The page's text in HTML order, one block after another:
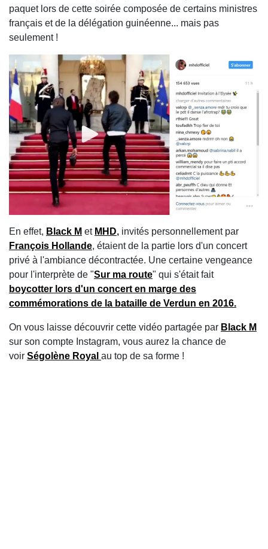
paquet lors de cette soirée composée de certains ministres
français et de la délégation guinéenne... mais pas
seulement !
En effet, Black M et MHD, invités personnellement par
François Hollande, étaient de la partie lors d'un concert
privé à l'ambiance décontractée. Une certaine vengeance
pour l'interprète de "Sur ma route" qui s'était fait
boycotter lors d'un concert en marge des
commémorations de la bataille de Verdun en 2016.
On vous laisse découvrir cette vidéo partagée par Black M
sur son compte Instagram, vous aurez la chance de
voir Ségolène Royal au top de sa forme !